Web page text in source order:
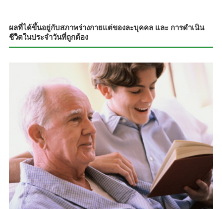
ผลที่ได้ขึ้นอยู่กับสภาพร่างกายแต่ของละบุคคล และ การดำเนิน
ชีวิตในประจำวันที่ถูกต้อง